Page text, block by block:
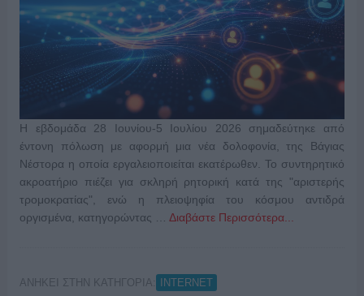
Η εβδομάδα 28 Ιουνίου-5 Ιουλίου 2026 σημαδεύτηκε από
έντονη πόλωση με αφορμή μια νέα δολοφονία, της Βάγιας
Νέστορα η οποία εργαλειοποιείται εκατέρωθεν. Το συντηρητικό
ακροατήριο πιέζει για σκληρή ρητορική κατά της "αριστερής
τρομοκρατίας", ενώ η πλειοψηφία του κόσμου αντιδρά
οργισμένα, κατηγορώντας … Διαβάστε Περισσότερα...
ΑΝΗΚΕΙ ΣΤΗΝ ΚΑΤΗΓΟΡΙΑ: INTERNET